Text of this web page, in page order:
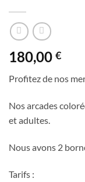
180,00 €
Profitez de nos
Nos arcades
et adultes.
Nous avons 2
Tarifs :